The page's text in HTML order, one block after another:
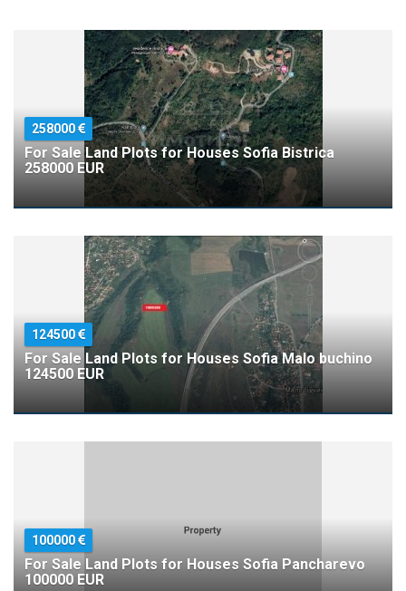
258000
For Sale Land Plots for Houses Sofia Bistrica
258000 EUR
124500
For Sale Land Plots for Houses Sofia Malo buchino
124500 EUR
100000
For Sale Land Plots for Houses Sofia Pancharevo
100000 EUR